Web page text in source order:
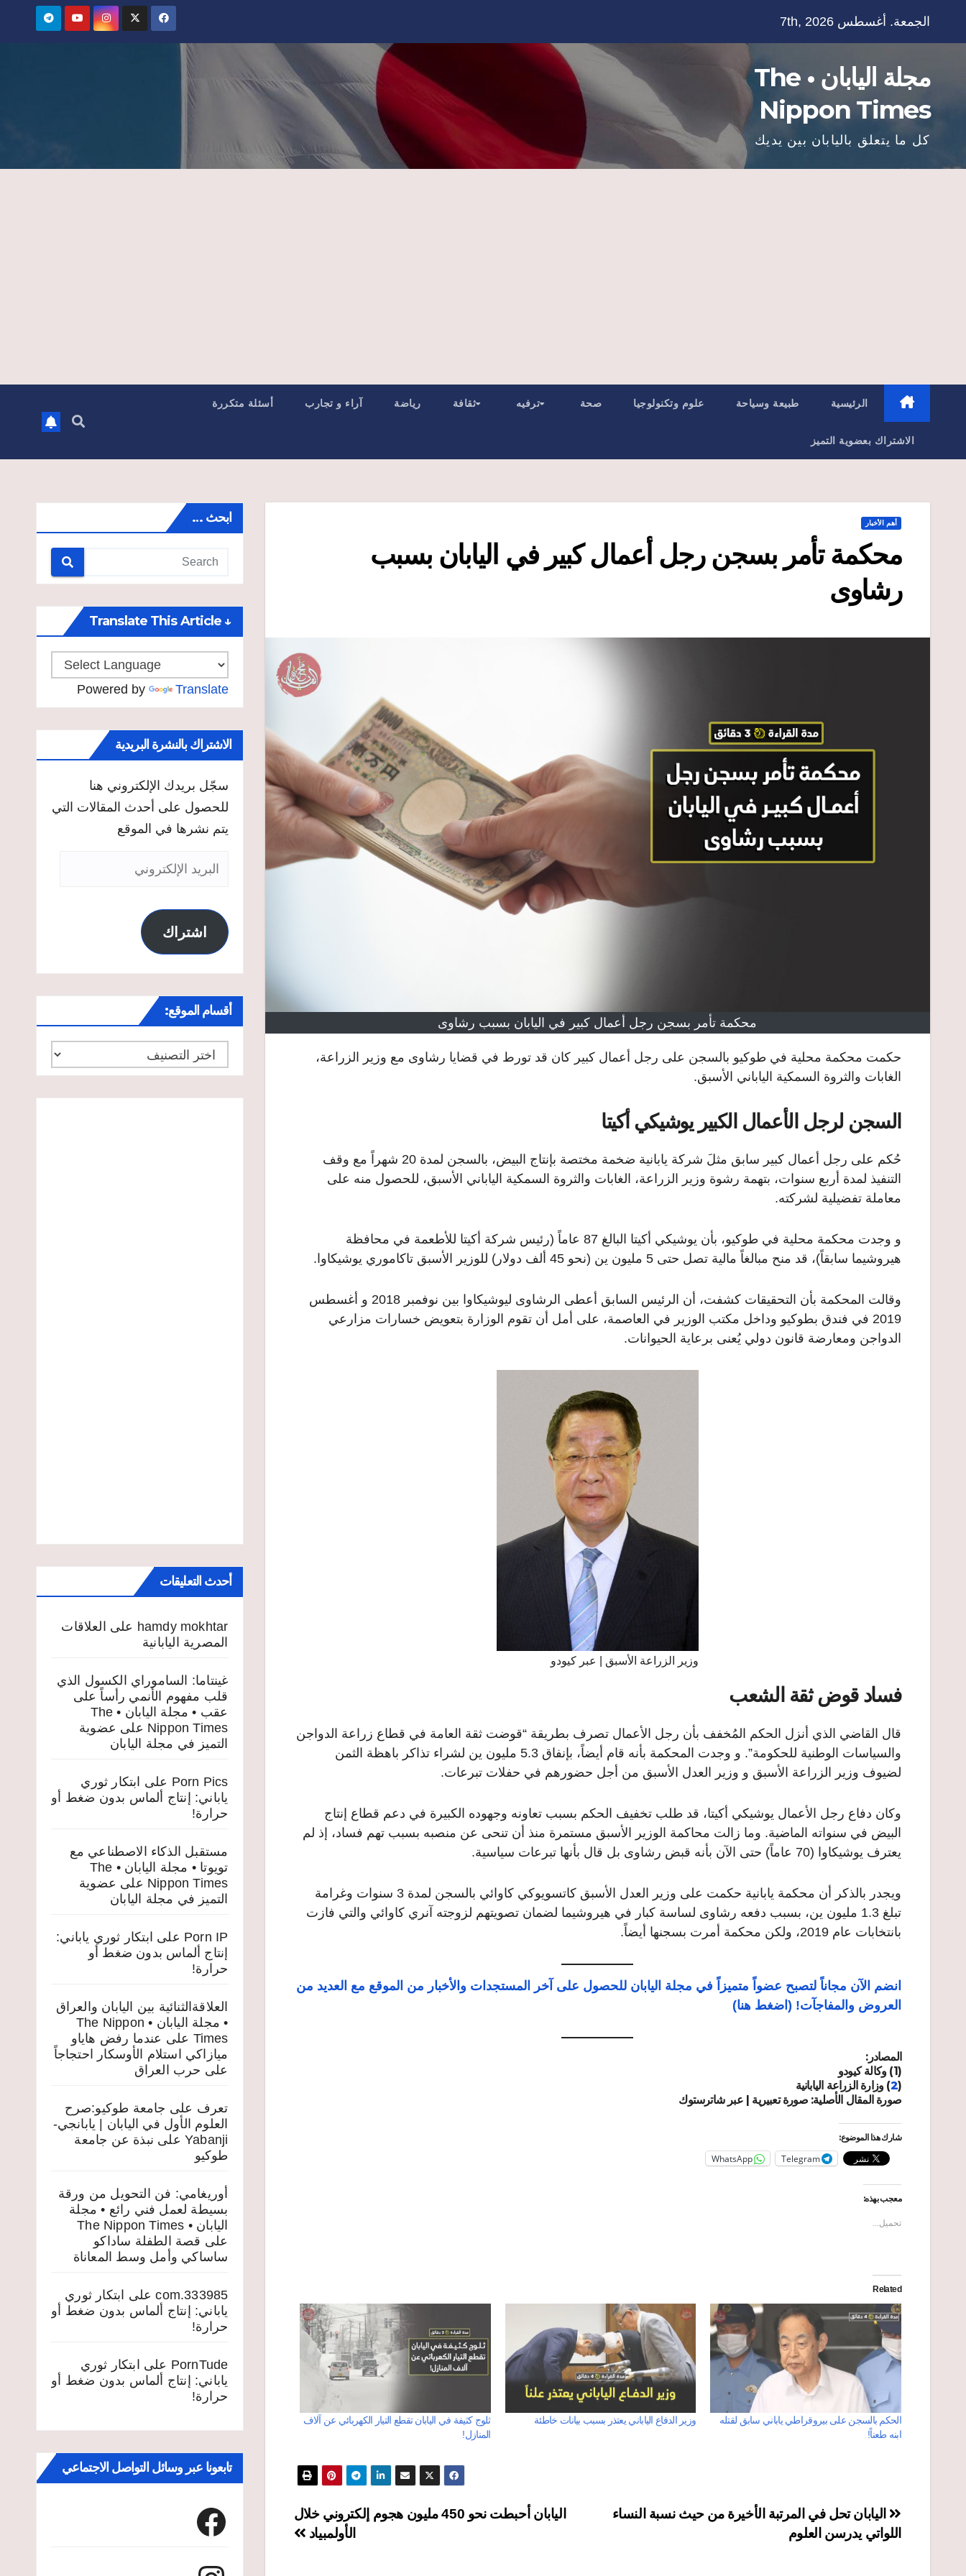
الجمعة. أغسطس 7th, 2026
مجلة اليابان • The
Nippon Times
كل ما يتعلق باليابان بين يديك
الرئيسية طبيعة وسياحة علوم وتكنولوجيا صحة ترفيه ثقافة رياضة آراء و تجارب أسئلة متكررة
الاشتراك بعضوية التميز
أهم الأخبار
محكمة تأمر بسجن رجل أعمال كبير في اليابان بسبب
رشاوى
محكمة تأمر بسجن رجل أعمال كبير في اليابان بسبب رشاوى
حكمت محكمة محلية في طوكيو بالسجن على رجل أعمال كبير كان قد تورط في قضايا رشاوى مع وزير الزراعة،
الغابات والثروة السمكية الياباني الأسبق.
السجن لرجل الأعمال الكبير يوشيكي أكيتا
حُكم على رجل أعمال كبير سابق مثلَ شركة يابانية ضخمة مختصة بإنتاج البيض، بالسجن لمدة 20 شهراً مع وقف
التنفيذ لمدة أربع سنوات، بتهمة رشوة وزير الزراعة، الغابات والثروة السمكية الياباني الأسبق، للحصول منه على
معاملة تفضيلية لشركته.
و وجدت محكمة محلية في طوكيو، بأن يوشيكي أكيتا البالغ 87 عاماً (رئيس شركة أكيتا للأطعمة في محافظة
هيروشيما سابقاً)، قد منح مبالغاً مالية تصل حتى 5 مليون ين (نحو 45 ألف دولار) للوزير الأسبق تاكاموري يوشيكاوا.
وقالت المحكمة بأن التحقيقات كشفت، أن الرئيس السابق أعطى الرشاوى ليوشيكاوا بين نوفمبر 2018 و أغسطس
2019 في فندق بطوكيو وداخل مكتب الوزير في العاصمة، على أمل أن تقوم الوزارة بتعويض خسارات مزارعي
الدواجن ومعارضة قانون دولي يُعنى برعاية الحيوانات.
وزير الزراعة الأسبق | عبر كيودو
فساد قوض ثقة الشعب
قال القاضي الذي أنزل الحكم المُخفف بأن رجل الأعمال تصرف بطريقة “قوضت ثقة العامة في قطاع زراعة الدواجن
والسياسات الوطنية للحكومة”. و وجدت المحكمة بأنه قام أيضاً، بإنفاق 5.3 مليون ين لشراء تذاكر باهظة الثمن
لضيوف وزير الزراعة الأسبق و وزير العدل الأسبق من أجل حضورهم في حفلات تبرعات.
وكان دفاع رجل الأعمال يوشيكي أكيتا، قد طلب تخفيف الحكم بسبب تعاونه وجهوده الكبيرة في دعم قطاع إنتاج
البيض في سنواته الماضية. وما زالت محاكمة الوزير الأسبق مستمرة منذ أن تنحى عن منصبه بسبب تهم فساد، إذ لم
يعترف يوشيكاوا (70 عاماً) حتى الآن بأنه قبض رشاوى بل قال بأنها تبرعات سياسية.
ويجدر بالذكر أن محكمة يابانية حكمت على وزير العدل الأسبق كاتسويوكي كاوائي بالسجن لمدة 3 سنوات وغرامة
تبلغ 1.3 مليون ين، بسبب دفعه رشاوى لساسة كبار في هيروشيما لضمان تصويتهم لزوجته آنري كاوائي والتي فازت
بانتخابات عام 2019، ولكن محكمة أمرت بسجنها أيضاً.
انضم الآن مجاناً لتصبح عضواً متميزاً في مجلة اليابان للحصول على آخر المستجدات والأخبار من الموقع مع العديد من
العروض والمفاجآت! (اضغط هنا)
المصادر:
(1) وكالة كيودو
(
2) وزارة الزراعة اليابانية
صورة المقال الأصلية: صورة تعبيرية | عبر شاترستوك
شارك هذا الموضوع:
Telegram
WhatsApp
معجب بهذه:
تحميل...
Related
الحكم بالسجن على بيروقراطي ياباني سابق لقتله
ابنه طعناً!
وزير الدفاع الياباني يعتذر بسبب بيانات خاطئة
ثلوج كثيفة في اليابان تقطع التيار الكهربائي عن آلاف
المنازل!
تصفّح
المقالات
اليابان أحبطت نحو 450 مليون هجوم إلكتروني خلال
الأولمبياد
اليابان تحل في المرتبة الأخيرة من حيث نسبة النساء
اللواتي يدرسن العلوم
ابحث …
↓ Translate This Article
Powered by Translate
الاشتراك بالنشرة البريدية
سجّل بريدك الإلكتروني هنا
للحصول على أحدث المقالات التي
يتم نشرها في الموقع
البريد
اشتراك
أقسام الموقع:
أقسام
الموقع:
أحدث التعليقات
hamdy mokhtar على
العلاقات
المصرية اليابانية
غينتاما: الساموراي الكسول الذي
قلب مفهوم الأنمي رأساً على
عقب • مجلة اليابان • The
Nippon Times على عضوية
التميز في مجلة اليابان
Porn Pics على
ابتكار ثوري
ياباني: إنتاج ألماس بدون ضغط أو
حرارة!
مستقبل الذكاء الاصطناعي مع
تويوتا • مجلة اليابان • The
Nippon Times على عضوية
التميز في مجلة اليابان
Porn IP على ابتكار ثوري ياباني:
إنتاج ألماس بدون ضغط أو
حرارة!
العلاقةالثنائية بين اليابان والعراق
• مجلة اليابان • The Nippon
Times على عندما رفض هاياو
ميازاكي استلام الأوسكار احتجاجاً
على حرب العراق
تعرف على جامعة طوكيو:صرح
العلوم الأول في اليابان | يابانجي-
Yabanjiعلى نبذة عن جامعة
طوكيو
أوريغامي: فن التحويل من ورقة
بسيطة لعمل فني رائع • مجلة
اليابان • The Nippon Times
على قصة الطفلة ساداكو
ساساكي وأمل وسط المعاناة
333985.com على
ابتكار ثوري
ياباني: إنتاج ألماس بدون ضغط أو
حرارة!
PornTude على
ابتكار ثوري
ياباني: إنتاج ألماس بدون ضغط أو
حرارة!
تابعونا عبر وسائل التواصل الاجتماعي
Facebook
Instagram